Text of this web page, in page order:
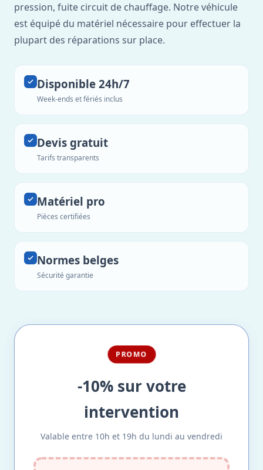
pression, fuite circuit de chauffage. Notre véhicule
est équipé du matériel nécessaire pour effectuer la
plupart des réparations sur place.
Disponible 24h/7
Week-ends et fériés inclus
Devis gratuit
Tarifs transparents
Matériel pro
Pièces certifiées
Normes belges
Sécurité garantie
PROMO
-10% sur votre
intervention
Valable entre 10h et 19h du lundi au vendredi